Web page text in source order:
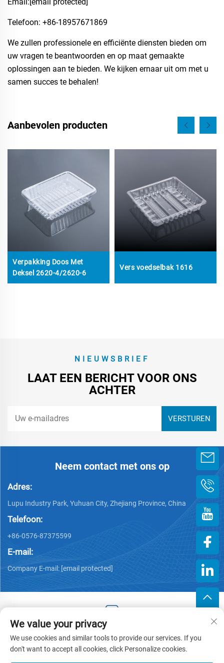
Telefoon: +86-18957671869
We zullen professionele en efficiënte diensten bieden om
uw vragen te beantwoorden en op maat gemaakte
oplossingen aan te bieden. We kijken ernaar uit om met u
samen succes te behalen!
Aanbevolen producten
Verpakking Doos Met
Deksel 2620-4/2620-6
Vers voedselbak 1616
NIEUWSBRIEF
LAAT EEN BERICHT VOOR ONS
ACHTER
Neem contact met ons op
Adres:
Lupu Industry Park, Yuhuan City, Zhejiang Province, China
Telefoon:
+86-0576-87375599
E-mail:
Company E-mail: [email protected]
Copyright © 2025 by Zhejiang Hengjiang Plastic Co., Ltd. -
Privacybeleid
We value your privacy
We use cookies and similar tools to provide our services. If you
don't want to accept all cookies, click Personalize cookies.